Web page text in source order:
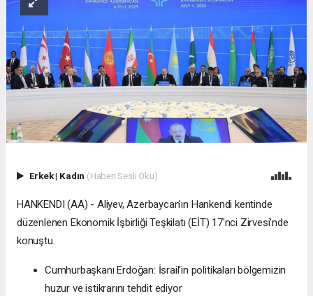
Erkek| Kadın (Haberi Sesli Oku)
HANKENDI (AA) - Aliyev, Azerbaycan'ın Hankendi kentinde
düzenlenen Ekonomik İşbirliği Teşkilatı (EİT) 17'nci Zirvesi'nde
konuştu.
Cumhurbaşkanı Erdoğan: İsrail'in politikaları bölgemizin
huzur ve istikrarını tehdit ediyor